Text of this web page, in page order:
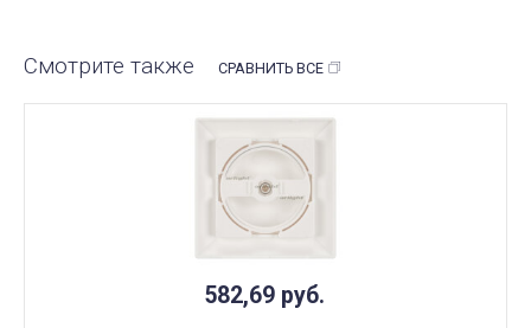
Смотрите также СРАВНИТЬ ВСЕ
582,69 руб.